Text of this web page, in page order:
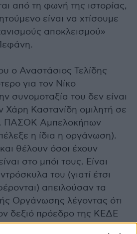
από τη φωνή της ιστορίας,
είναι να χτίσουμε
αποκλεισμού»
ο Αναστάσιος Τελίδης
για τον Νίκο
συνομοταξία του δεν είναι
Χάρη Καστανίδη ομιλητή σε
ΠΑΣΟΚ Αμπελοκήπων
η ίδια η οργάνωση).
θέλουν όσοι έχουν
στο μπόι τους. Είναι
του (γιατί έτσι
απειλούσαν τα
Οργάνωσης λέγοντας ότι
δεξιό πρόεδρο της ΚΕΔΕ
για να την ακυρώσουν (ο